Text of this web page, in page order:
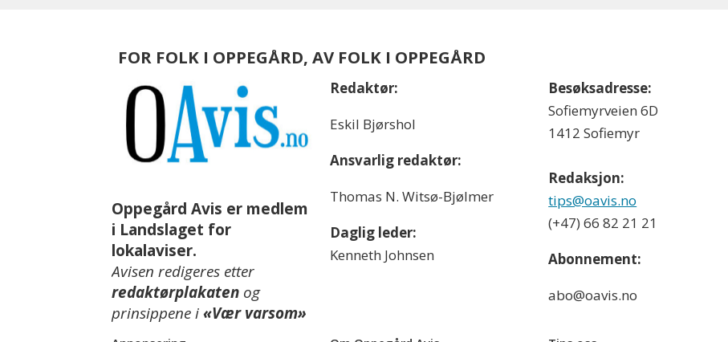
FOR FOLK I OPPEGÅRD, AV FOLK I OPPEGÅRD
Oppegård Avis er medlem
i Landslaget for
lokalaviser.
Avisen redigeres etter
redaktørplakaten og
prinsippene i«Vær varsom»
Redaktør:
Eskil Bjørshol
Ansvarlig redaktør:
Thomas N. Witsø-Bjølmer
Daglig leder:
Kenneth Johnsen
Besøksadresse:
Sofiemyrveien 6D
1412 Sofiemyr
Redaksjon:
tips@oavis.no
(+47) 66 82 21 21
Abonnement:
abo@oavis.no